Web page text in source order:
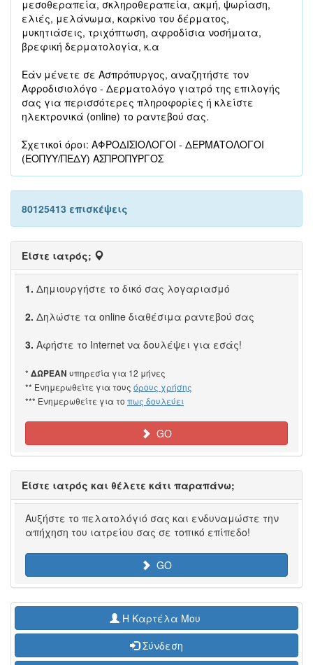
μεσοθεραπεία, σκληροθεραπεία, ακμή, ψωρίαση,
ελιές, μελάνωμα, καρκίνο του δέρματος,
μυκητιάσεις, τριχόπτωση, αφροδίσια νοσήματα,
βρεφική δερματολογία, κ.α
Εάν μένετε σε Ασπρόπυργος, αναζητήστε τον
Αφροδισιολόγο - Δερματολόγο γιατρό της επιλογής
σας για περισσότερες πληροφορίες ή κλείστε
ηλεκτρονικά (online) το ραντεβού σας.
Σχετικοί όροι: ΑΦΡΟΔΙΣΙΟΛΟΓΟΙ - ΔΕΡΜΑΤΟΛΟΓΟΙ
(ΕΟΠΥΥ/ΠΕΔΥ) ΑΣΠΡΟΠΥΡΓΟΣ
80125413 επισκέψεις
Είστε ιατρός;
1. Δημιουργήστε το δικό σας λογαριασμό
2. Δηλώστε τα online διαθέσιμα ραντεβού σας
3. Αφήστε το Internet να δουλέψει για εσάς!
* ΔΩΡΕΑΝ υπηρεσία για 12 μήνες
** Ενημερωθείτε για τους όρους χρήσης
*** Ενημερωθείτε για το πως δουλεύει
GO
Είστε ιατρός και θέλετε κάτι παραπάνω;
Αυξήστε το πελατολόγιό σας και ενδυναμώστε την
απήχηση του ιατρείου σας σε τοπικό επίπεδο!
GO
H Καρτέλα Μου
Σύνδεση